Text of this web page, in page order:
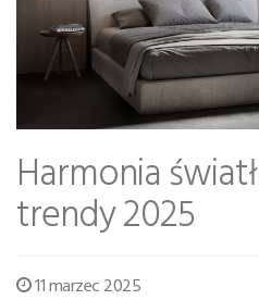
Harmonia
trendy 2025
11 marzec 2025